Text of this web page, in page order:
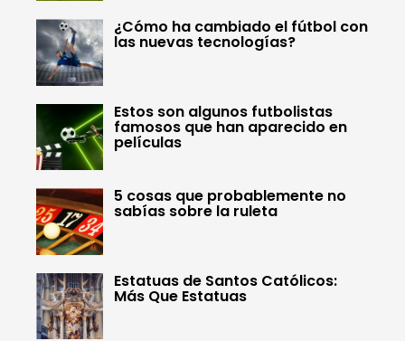
¿Cómo ha cambiado el fútbol con
las nuevas tecnologías?
Estos son algunos futbolistas
famosos que han aparecido en
películas
5 cosas que probablemente no
sabías sobre la ruleta
Estatuas de Santos Católicos:
Más Que Estatuas